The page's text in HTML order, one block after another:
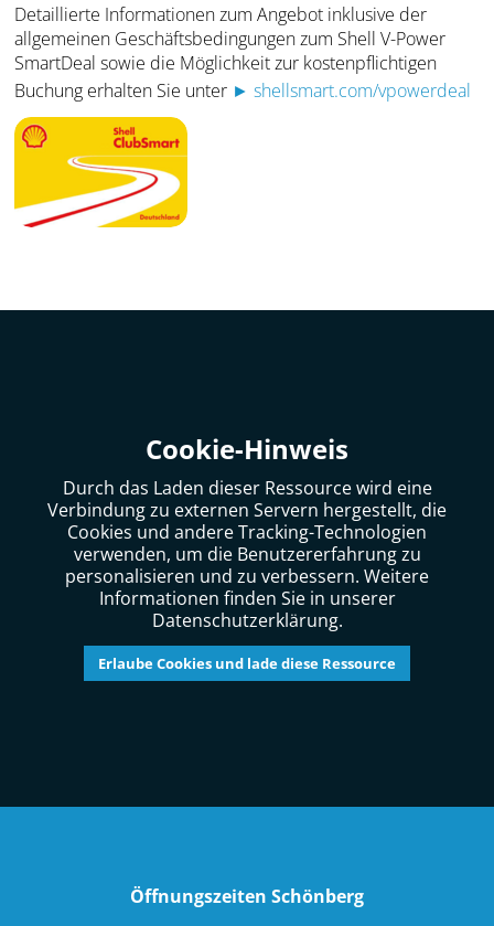
Detaillierte Informationen zum Angebot inklusive der
allgemeinen Geschäftsbedingungen zum Shell V-Power
SmartDeal sowie die Möglichkeit zur kostenpflichtigen
Buchung erhalten Sie unter ► shellsmart.com/vpowerdeal
Cookie-Hinweis
Durch das Laden dieser Ressource wird eine
Verbindung zu externen Servern hergestellt, die
Cookies und andere Tracking-Technologien
verwenden, um die Benutzererfahrung zu
personalisieren und zu verbessern. Weitere
Informationen finden Sie in unserer
Datenschutzerklärung.
Erlaube Cookies und lade diese Ressource
Öffnungszeiten Schönberg